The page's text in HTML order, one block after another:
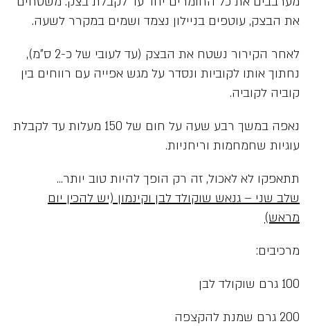
את הבצק, עוטפים בניילון נצמד ושמים במקרר לשעה.
לאחר הקירור נשטח את הבצק (עד לעובי של כ-2 ס”מ),
נחתוך אותו לקוביות ונסדר על מגש אפייה עם רווחים בין
קוביה לקוביה.
נאפה במשך רבע שעה על חום של 150 מעלות עד לקבלת
עוגיות שחמחמות וריחניות.
תתאפקו לא לאכול, זה רק הופך להיות טוב יותר…
שלב שני – גנאש שוקולד לבן וקינמון (יש להכין יום
מראש)
מרכיבים:
100 גרם שוקולד לבן
200 גרם שמנת להקצפה